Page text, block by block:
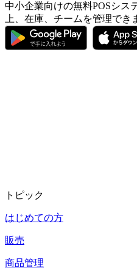
中小企業向けの無料POSシス
上、在庫、チームを管理でき
トピック
はじめての方
販売
商品管理